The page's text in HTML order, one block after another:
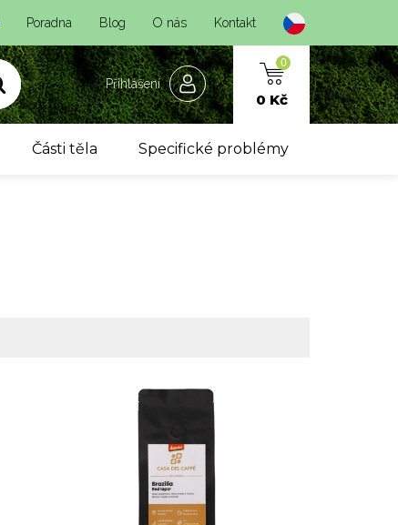
Poradna Blog O nás Kontakt
0
0 Kč
Přihlášení
Části těla Specifické problémy